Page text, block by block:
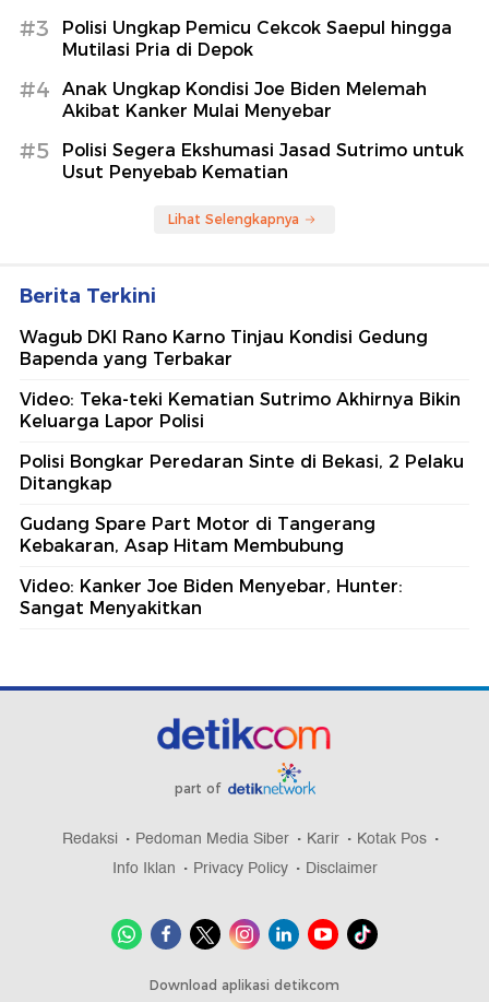
#3
Polisi Ungkap Pemicu Cekcok Saepul hingga
Mutilasi Pria di Depok
#4
Anak Ungkap Kondisi Joe Biden Melemah
Akibat Kanker Mulai Menyebar
#5
Polisi Segera Ekshumasi Jasad Sutrimo untuk
Usut Penyebab Kematian
Lihat Selengkapnya
Berita Terkini
Wagub DKI Rano Karno Tinjau Kondisi Gedung
Bapenda yang Terbakar
Video: Teka-teki Kematian Sutrimo Akhirnya Bikin
Keluarga Lapor Polisi
Polisi Bongkar Peredaran Sinte di Bekasi, 2 Pelaku
Ditangkap
Gudang Spare Part Motor di Tangerang
Kebakaran, Asap Hitam Membubung
Video: Kanker Joe Biden Menyebar, Hunter:
Sangat Menyakitkan
part of
Redaksi Pedoman Media Siber Karir
Kotak Pos
Info Iklan
Privacy Policy Disclaimer
Download aplikasi detikcom